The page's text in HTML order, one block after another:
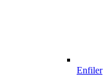
Enfiler